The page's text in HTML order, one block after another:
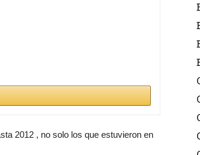
2012 , no solo los que estuvieron en